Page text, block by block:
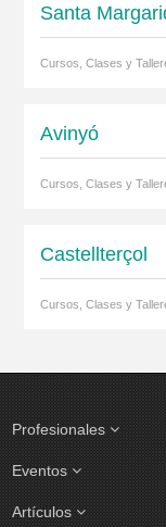
Santa
Cursos, Clases y
Avinyó
Cursos, Clases y
Castellterçol
Cursos, Clases y
Profesionales
Eventos
Artículos